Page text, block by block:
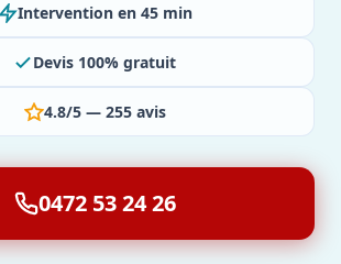
Intervention en 45 min
Devis 100% gratuit
4.8/5 — 255 avis
0472 53 24 26